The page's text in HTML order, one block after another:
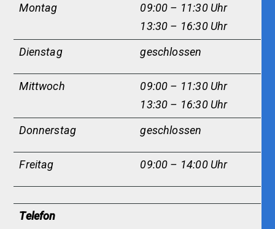
Montag
09:00 – 11:30 Uhr
13:30 – 16:30 Uhr
Dienstag
geschlossen
Mittwoch
09:00 – 11:30 Uhr
13:30 – 16:30 Uhr
Donnerstag
geschlossen
Freitag 09:00 – 14:00 Uhr
Telefon